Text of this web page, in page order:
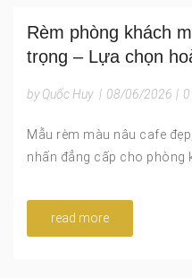
Rèm phòng khách
trọng – Lựa chọn
by Quốc Huy | 08/06/2026 |
Mẫu rèm màu nâu cafe
nhấn đẳng cấp cho phòng
read more